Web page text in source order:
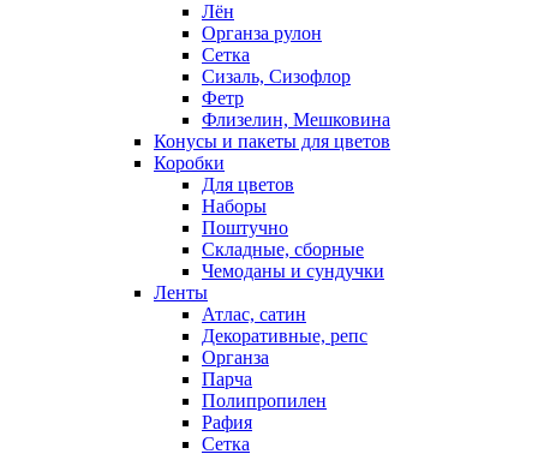
Лён
Органза рулон
Сетка
Сизаль, Сизофлор
Фетр
Флизелин, Мешковина
Конусы и пакеты для цветов
Коробки
Для цветов
Наборы
Поштучно
Складные, сборные
Чемоданы и сундучки
Ленты
Атлас, сатин
Декоративные, репс
Органза
Парча
Полипропилен
Рафия
Сетка